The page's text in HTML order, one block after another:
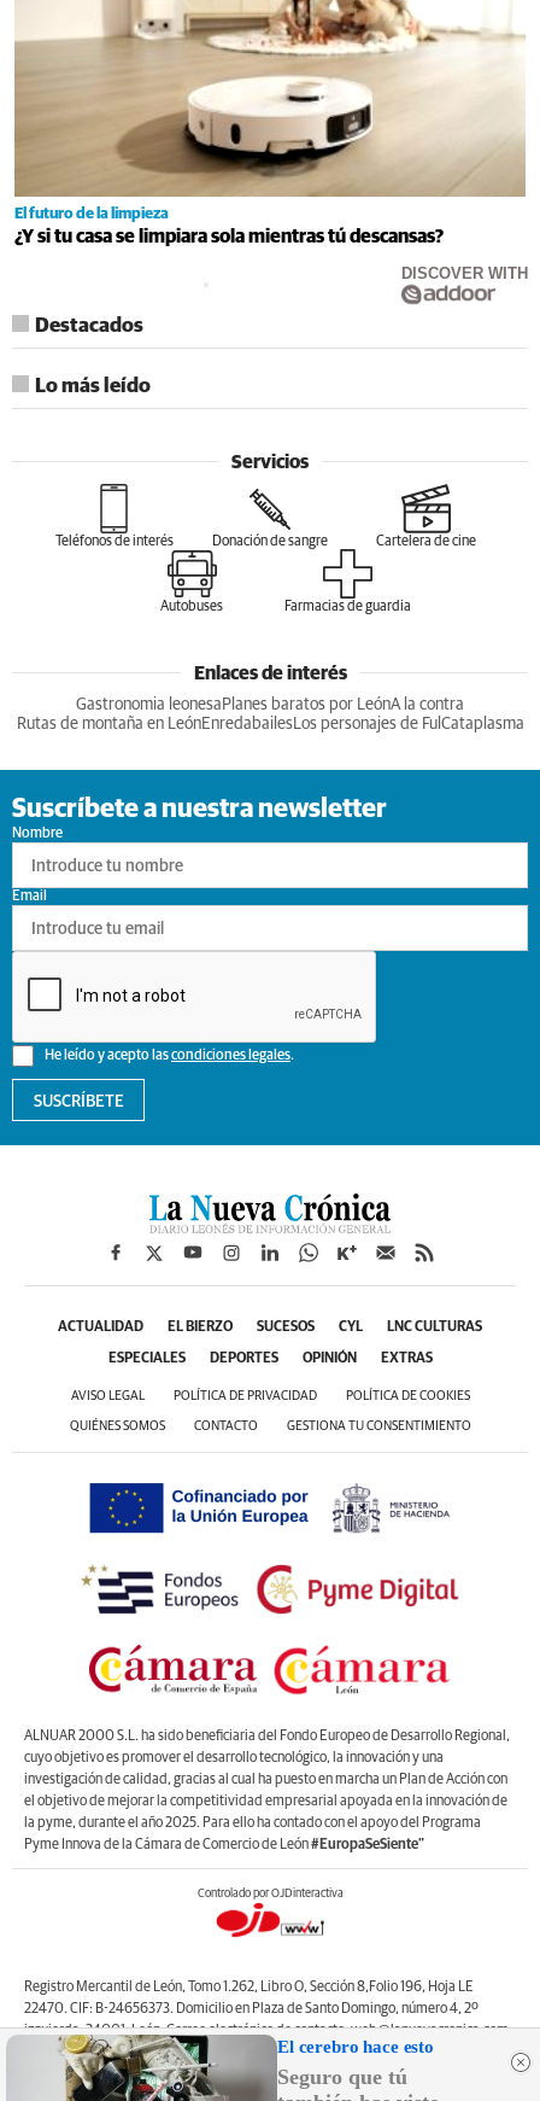
El futuro de la limpieza
¿Y si tu casa se limpiara sola mientras tú descansas?
DISCOVER WITH
Destacados
Lo más leído
Servicios
Teléfonos de interés Donación de sangre Cartelera de cine
Autobuses Farmacias de guardia
Enlaces de interés
Gastronomia leonesa Planes baratos por LeónA la contra
Rutas de montaña en LeónEnredabailesLos personajes de Ful Cataplasma
Suscríbete a nuestra newsletter
Nombre
He leído y acepto lascondiciones legales.
Email
SUSCRÍBETE
ACTUALIDAD EL BIERZO SUCESOS CYL LNC CULTURAS
ESPECIALES DEPORTES OPINIÓN EXTRAS
AVISO LEGAL POLÍTICA DE PRIVACIDAD POLÍTICA DE COOKIES
QUIÉNES SOMOS CONTACTO GESTIONA TU CONSENTIMIENTO
ALNUAR 2000 S.L. ha sido beneficiaria del Fondo Europeo de Desarrollo Regional,
cuyo objetivo es promover el desarrollo tecnológico, la innovación y una
investigación de calidad, gracias al cual ha puesto en marcha un Plan de Acción con
el objetivo de mejorar la competitividad empresarial apoyada en la innovación de
la pyme, durante el año 2025. Para ello ha contado con el apoyo del Programa
Pyme Innova de la Cámara de Comercio de León#EuropaSeSiente”
Controlado por OJDinteractiva
Registro Mercantil de León, Tomo 1.262, Libro O, Sección 8,Folio 196, Hoja LE
22470. CIF: B-24656373. Domicilio en Plaza de Santo Domingo, número 4, 2º
izquierda, 24001, León. Correo electrónico de contacto: web@lanuevacronica.com.
Copyright © ALNUAR 2000 S.L. (LA NUEVA CRÓNICA). Incluye contenidos de la
empresa, de empresas del grupo o de terceros.
El cerebro hace esto
Seguro que tú